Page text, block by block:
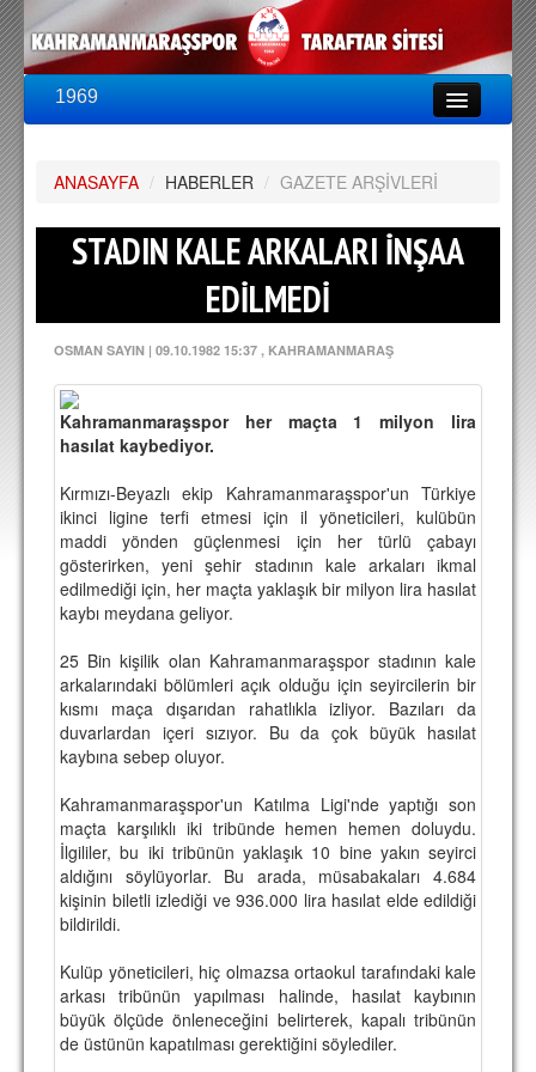
1969
PUAN DURUMU
FİKSTÜR
A TAKIM KADROSU
TEKNİK KADRO
TARAFTAR
BİLETLER
DEPLASMAN
LİSANSLI ÜRÜNLER
FOTOĞRAF & VİDEOLAR
MARŞ & TEZAHÜRATLAR
KULÜP
AMBLEM
SPOR TESİSLERİ
YÖNETİM KURULU
SPONSORLAR
TARİHÇE
ANASAYFA / HABERLER / GAZETE ARŞİVLERİ
STADIN KALE ARKALARI İNŞAA
EDİLMEDİ
OSMAN SAYIN | 09.10.1982 15:37 , KAHRAMANMARAŞ
Kahramanmaraşspor her maçta 1 milyon lira
hasılat kaybediyor.
Kırmızı-Beyazlı ekip Kahramanmaraşspor'un Türkiye
ikinci ligine terfi etmesi için il yöneticileri, kulübün
maddi yönden güçlenmesi için her türlü çabayı
gösterirken, yeni şehir stadının kale arkaları ikmal
edilmediği için, her maçta yaklaşık bir milyon lira hasılat
kaybı meydana geliyor.
25 Bin kişilik olan Kahramanmaraşspor stadının kale
arkalarındaki bölümleri açık olduğu için seyircilerin bir
kısmı maça dışarıdan rahatlıkla izliyor. Bazıları da
duvarlardan içeri sızıyor. Bu da çok büyük hasılat
kaybına sebep oluyor.
Kahramanmaraşspor'un Katılma Ligi'nde yaptığı son
maçta karşılıklı iki tribünde hemen hemen doluydu.
İlgililer, bu iki tribünün yaklaşık 10 bine yakın seyirci
aldığını söylüyorlar. Bu arada, müsabakaları 4.684
kişinin biletli izlediği ve 936.000 lira hasılat elde edildiği
bildirildi.
Kulüp yöneticileri, hiç olmazsa ortaokul tarafındaki kale
arkası tribünün yapılması halinde, hasılat kaybının
büyük ölçüde önleneceğini belirterek, kapalı tribünün
de üstünün kapatılması gerektiğini söylediler.